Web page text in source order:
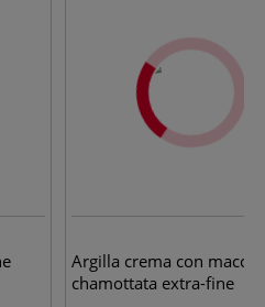
Argilla crema con
chamottata extra-fine